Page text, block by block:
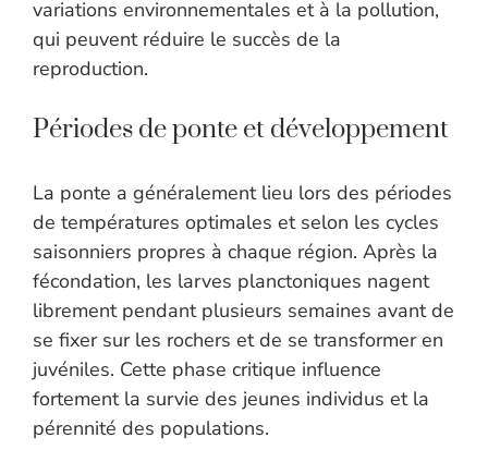
variations environnementales et à la pollution,
qui peuvent réduire le succès de la
reproduction.
Périodes de ponte et développement
La ponte a généralement lieu lors des périodes
de températures optimales et selon les cycles
saisonniers propres à chaque région. Après la
fécondation, les larves planctoniques nagent
librement pendant plusieurs semaines avant de
se fixer sur les rochers et de se transformer en
juvéniles. Cette phase critique influence
fortement la survie des jeunes individus et la
pérennité des populations.